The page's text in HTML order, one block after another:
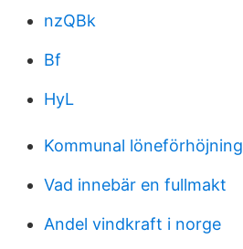
nzQBk
Bf
HyL
Kommunal löneförhöjning
Vad innebär en fullmakt
Andel vindkraft i norge